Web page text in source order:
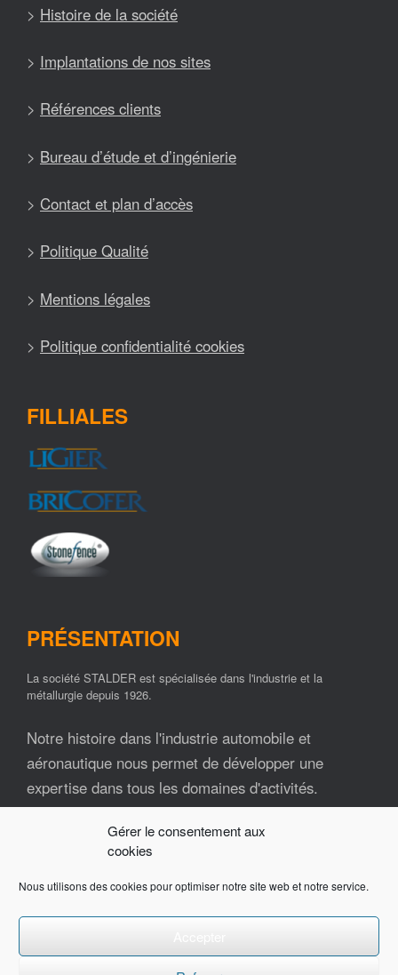
Gérer le consentement aux
cookies
Nous utilisons des cookies pour optimiser notre site web et notre service.
> Histoire de la société
> Implantations de nos sites
> Références clients
> Bureau d’étude et d’ingénierie
> Contact et plan d’accès
> Politique Qualité
> Mentions légales
> Politique confidentialité cookies
FILLIALES
PRÉSENTATION
La société STALDER est spécialisée dans l'industrie et la
métallurgie depuis 1926.
Notre histoire dans l'industrie automobile et
aéronautique nous permet de développer une
expertise dans tous les domaines d'activités.
Nos ressources matérielles et humaines font de la
société STALDER un partenaire industriel fiable et
impliqué tout au long de vos projets.